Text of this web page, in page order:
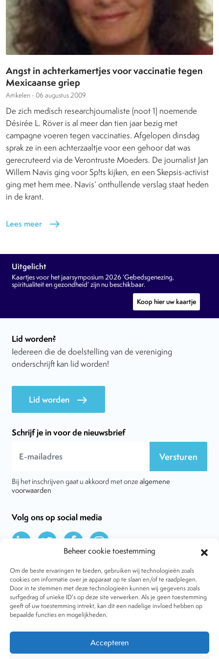
Beheer cookie toestemming
Om de beste ervaringen te bieden, gebruiken wij technologieën zoals
cookies om informatie over je apparaat op te slaan en/of te raadplegen.
Door in te stemmen met deze technologieën kunnen wij gegevens zoals
surfgedrag of unieke ID's op deze site verwerken. Als je geen toestemming
geeft of uw toestemming intrekt, kan dit een nadelige invloed hebben op
bepaalde functies en mogelijkheden.
Accepteren
Angst in achterkamertjes voor vaccinatie tegen
Mexicaanse griep
Artikelen - 06 augustus 2009
De zich medisch researchjournaliste (noot 1) noemende
Désirée L. Röver is al meer dan tien jaar bezig met
campagne voeren tegen vaccinaties. Afgelopen dinsdag
sprak ze in een achterzaaltje voor een gehoor dat was
gerecruteerd via de Verontruste Moeders. De journalist Jan
Willem Navis ging voor Sp!ts kijken, en een Skepsis-activist
ging met hem mee. Navis’ onthullende verslag staat heden
in de krant.
Lees meer east
Uitgelicht
Kaartjes voor het jaarsymposium 2026 ‘Gebedsgenezing,
spiritualiteit en gezondheid’ zijn nu beschikbaar.
Koop hier uw kaartje
Lid worden?
Iedereen die de doelstelling van de vereniging
onderschrijft kan lid worden!
Lid worden east
Schrijf je in voor de nieuwsbrief
Versturen
Bij het inschrijven gaat u akkoord met onze algemene
voorwaarden
Volg ons op social media
Over VtdK
Contact
Nieuws
Behandelwijzen
Dossiers
Tijdschrift